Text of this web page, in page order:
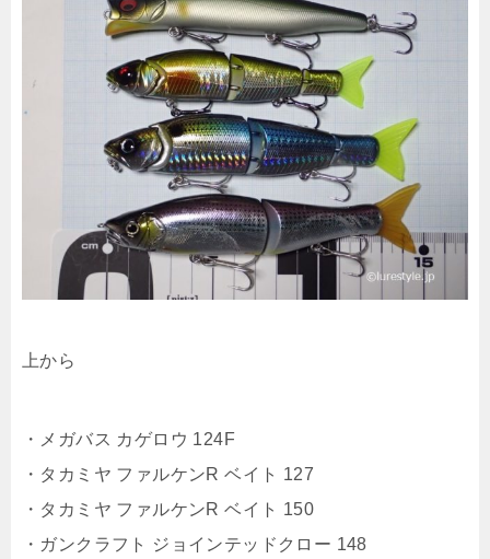
上から
・メガバス カゲロウ 124F
・タカミヤ ファルケンR ベイト 127
・タカミヤ ファルケンR ベイト 150
・ガンクラフト ジョインテッドクロー 148